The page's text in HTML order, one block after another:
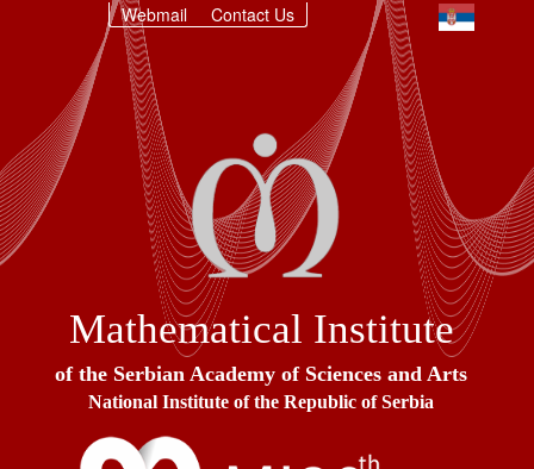
Webmail Contact Us
Mathematical Institute
of the Serbian Academy of Sciences and Arts
National Institute of the Republic of Serbia